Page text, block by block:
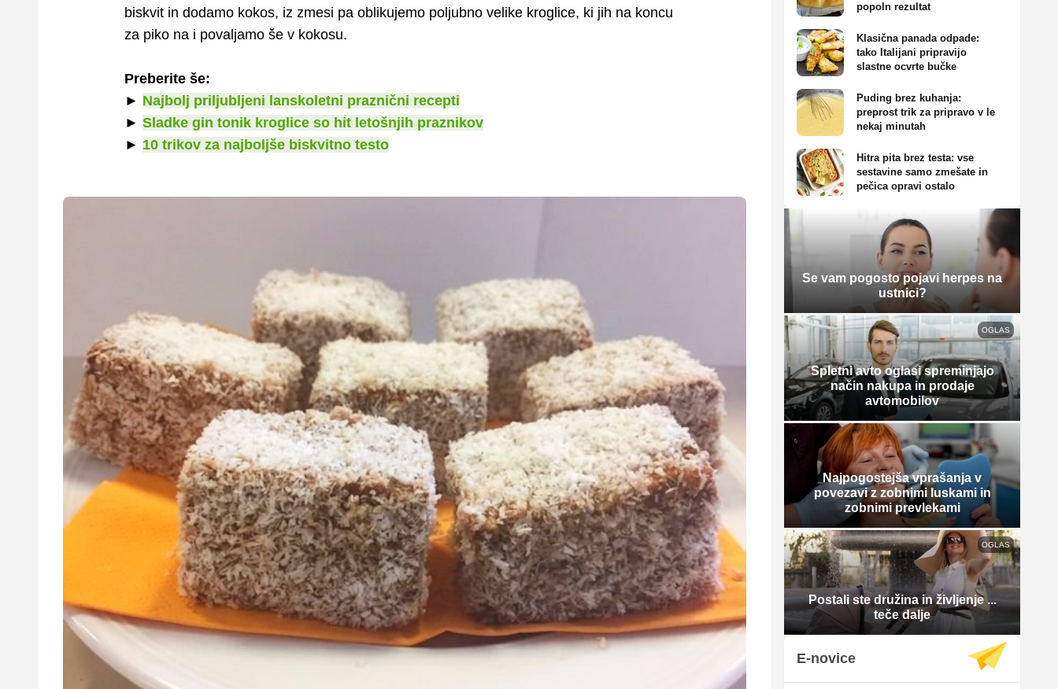
biskvit in dodamo kokos, iz zmesi pa oblikujemo poljubno velike kroglice, ki jih na koncu
za piko na i povaljamo še v kokosu.
Preberite še:
► Najbolj priljubljeni lanskoletni praznični recepti
► Sladke gin tonik kroglice so hit letošnjih praznikov
► 10 trikov za najboljše biskvitno testo
popoln rezultat
Klasična panada odpade:
tako Italijani pripravijo
slastne ocvrte bučke
Puding brez kuhanja:
preprost trik za pripravo v le
nekaj minutah
Hitra pita brez testa: vse
sestavine samo zmešate in
pečica opravi ostalo
Se vam pogosto pojavi herpes na
ustnici?
OGLAS
Spletni avto oglasi spreminjajo
način nakupa in prodaje
avtomobilov
Najpogostejša vprašanja v
povezavi z zobnimi luskami in
zobnimi prevlekami
OGLAS
Postali ste družina in življenje ...
teče dalje
E-novice